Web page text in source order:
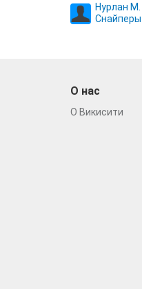
Нурлан М.
Снайперы
О нас
О Викисити